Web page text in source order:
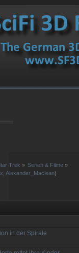
Trek » Serien & Filme »
,Alexander_Maclean)
in der Spirale